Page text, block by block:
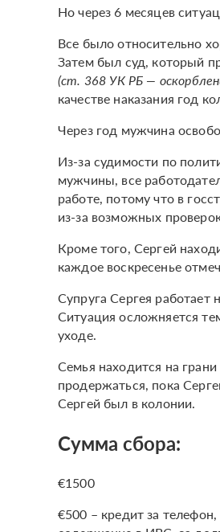
Но через 6 месяцев
Все было относительно
Затем был суд, который
(ст. 368 УК РБ —
качестве наказания год
Через год мужчина
Из-за судимости по
мужчины, все
работе, потому что в
из-за возможных
Кроме того, Сергей
каждое воскресенье
Супруга Сергея работает
Ситуация осложняется
уходе.
Семья находится на
продержаться, пока
Сергей был в колонии.
Сумма сбора:
€1500
€500 – кредит за